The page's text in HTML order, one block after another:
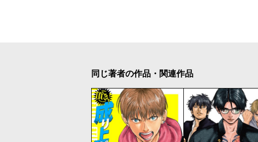
同じ著者の作品・関連作品